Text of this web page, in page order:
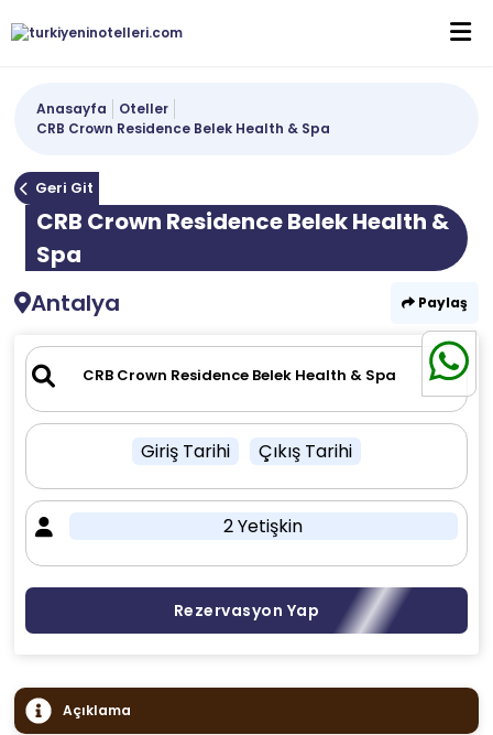
Anasayfa
Oteller
CRB Crown Residence Belek Health & Spa
Geri Git
CRB Crown Residence Belek Health &
Spa
Antalya
Paylaş
Giriş Tarihi Çıkış Tarihi
2 Yetişkin
Rezervasyon Yap
Açıklama